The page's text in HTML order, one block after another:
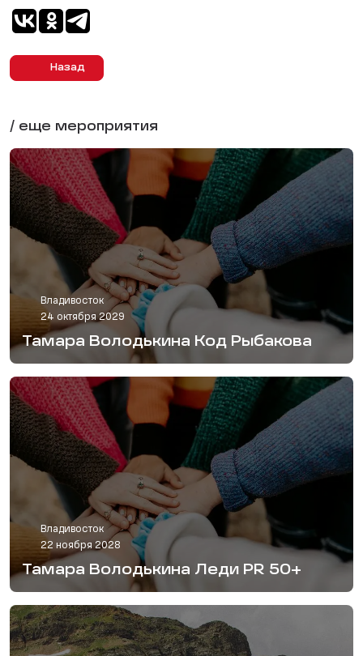
Назад
/ еще мероприятия
Владивосток
24 октября 2029
Тамара Володькина Код Рыбакова
Владивосток
22 ноября 2028
Тамара Володькина Леди PR 50+